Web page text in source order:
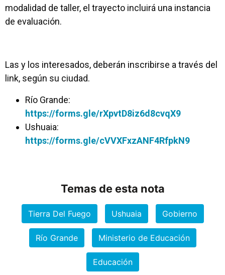
modalidad de taller, el trayecto incluirá una instancia
de evaluación.
Las y los interesados, deberán inscribirse a través del
link, según su ciudad.
Río Grande:
https://forms.gle/rXpvtD8iz6d8cvqX9
Ushuaia:
https://forms.gle/cVVXFxzANF4RfpkN9
Temas de esta nota
Tierra Del Fuego Ushuaia Gobierno
Río Grande Ministerio de Educación
Educación